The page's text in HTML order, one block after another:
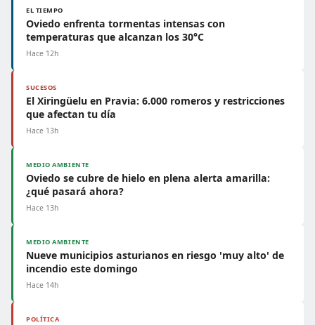
EL TIEMPO
Oviedo enfrenta tormentas intensas con
temperaturas que alcanzan los 30°C
Hace 12h
SUCESOS
El Xiringüelu en Pravia: 6.000 romeros y restricciones
que afectan tu día
Hace 13h
MEDIO AMBIENTE
Oviedo se cubre de hielo en plena alerta amarilla:
¿qué pasará ahora?
Hace 13h
MEDIO AMBIENTE
Nueve municipios asturianos en riesgo 'muy alto' de
incendio este domingo
Hace 14h
POLÍTICA